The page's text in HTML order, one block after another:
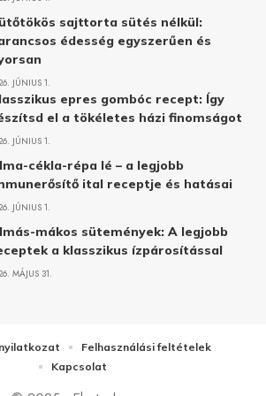
sajttorta sütés nélkül:
édesség egyszerűen és
JÚNIUS 1.
epres gombóc recept: Így
el a tökéletes házi finomságot
JÚNIUS 1.
cékla-répa lé – a legjobb
ital receptje és hatásai
JÚNIUS 1.
mákos sütemények: A legjobb
a klasszikus ízpárosítással
MÁJUS 31.
Felhasználási feltételek
Kapcsolat